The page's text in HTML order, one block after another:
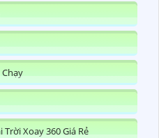
Xoay 360 Giá Rẻ